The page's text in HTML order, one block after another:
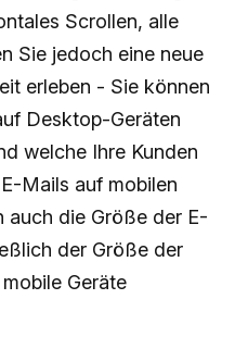
Scrollen, alle
Sie jedoch eine neue
erleben - Sie können
Desktop-Geräten
welche Ihre Kunden
Mails auf mobilen
auch die Größe der E-
der Größe der
Geräte